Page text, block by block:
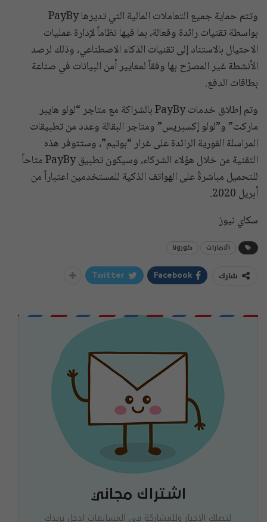
وتتم حماية جميع التعاملات المالية التي تديرها PayBy
بواسطة تقنيات رائدة وفعالة، بما فيها نظاماً لإدارة عمليات
الاحتيال بالاستناد إلى تقنيات الذكاء الاصطناعي، وذلك لرصد
الأنشطة غير المصرّح بها وفقاً لمعايير أمن البيانات في صناعة
بطاقات الدفع.
وتم إطلاق خدمات PayBy بالشراكة مع متاجر “لولو هايبر
ماركت” و”لولو إكسبريس” ومتاجر البقالة وعدد من تطبيقات
المراسلة الفورية الرائدة على غرار “بوتيم”، وستتوفر هذه
التقنية من خلال هؤلاء الشركاء، وسيكون تطبيق PayBy متاحاً
للتحميل مباشرةً على الهواتف الذكية للمستخدمين اعتباراً من
أبريل 2020.
سكاي نيوز
الامارات كورونا
شارك Facebook
Twitter
اشتراك مجاني
لتصلك الاخبار وللمشاركة في المسابقات ادخل بريدك